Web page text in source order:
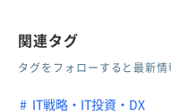
関連タグ
タグをフォローすると最新
IT戦略・IT投資・DX